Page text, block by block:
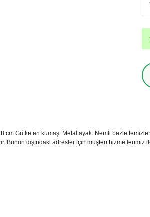
cm Gri keten kumaş. Metal ayak. Nemli bezle
Bunun dışındaki adresler için müşteri hizmetlerimiz